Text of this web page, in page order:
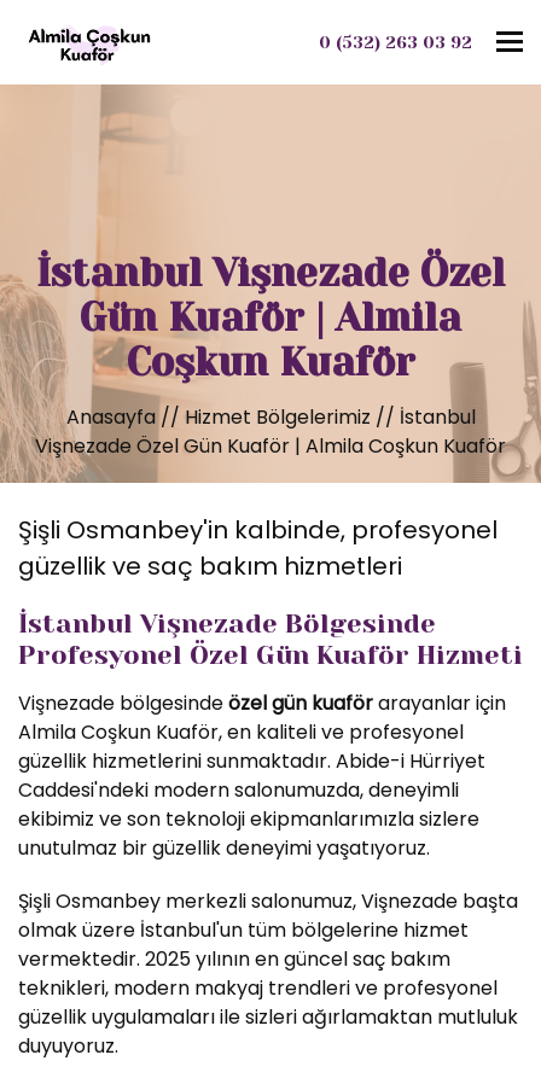
0 (532) 263 03 92
İstanbul Vişnezade Özel
Gün Kuaför | Almila
Coşkun Kuaför
Anasayfa // Hizmet Bölgelerimiz // İstanbul
Vişnezade Özel Gün Kuaför | Almila Coşkun Kuaför
Şişli Osmanbey'in kalbinde, profesyonel
güzellik ve saç bakım hizmetleri
İstanbul Vişnezade Bölgesinde
Profesyonel Özel Gün Kuaför Hizmeti
Vişnezade bölgesindeözel gün kuaförarayanlar için
Almila Coşkun Kuaför, en kaliteli ve profesyonel
güzellik hizmetlerini sunmaktadır. Abide-i Hürriyet
Caddesi'ndeki modern salonumuzda, deneyimli
ekibimiz ve son teknoloji ekipmanlarımızla sizlere
unutulmaz bir güzellik deneyimi yaşatıyoruz.
Şişli Osmanbey merkezli salonumuz, Vişnezade başta
olmak üzere İstanbul'un tüm bölgelerine hizmet
vermektedir. 2025 yılının en güncel saç bakım
teknikleri, modern makyaj trendleri ve profesyonel
güzellik uygulamaları ile sizleri ağırlamaktan mutluluk
duyuyoruz.